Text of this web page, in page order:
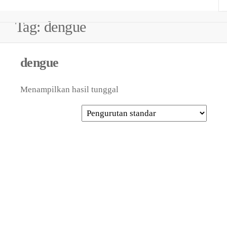
Tag: dengue
dengue
Menampilkan hasil tunggal